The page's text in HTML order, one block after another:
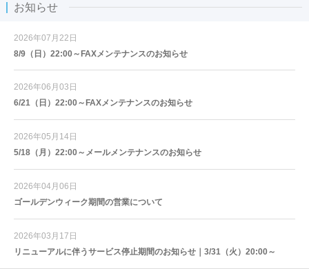
お知らせ
2026年07月22日
8/9（日）22:00～FAXメンテナンスのお知らせ
2026年06月03日
6/21（日）22:00～FAXメンテナンスのお知らせ
2026年05月14日
5/18（月）22:00～メールメンテナンスのお知らせ
2026年04月06日
ゴールデンウィーク期間の営業について
2026年03月17日
リニューアルに伴うサービス停止期間のお知らせ｜3/31（火）20:00～